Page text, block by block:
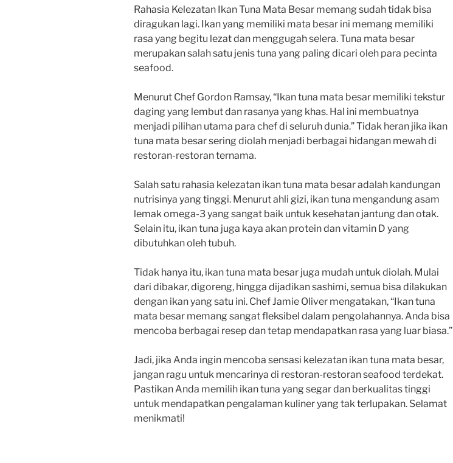
Rahasia Kelezatan Ikan Tuna Mata Besar memang sudah tidak bisa
diragukan lagi. Ikan yang memiliki mata besar ini memang memiliki
rasa yang begitu lezat dan menggugah selera. Tuna mata besar
merupakan salah satu jenis tuna yang paling dicari oleh para pecinta
seafood.
Menurut Chef Gordon Ramsay, “Ikan tuna mata besar memiliki tekstur
daging yang lembut dan rasanya yang khas. Hal ini membuatnya
menjadi pilihan utama para chef di seluruh dunia.” Tidak heran jika ikan
tuna mata besar sering diolah menjadi berbagai hidangan mewah di
restoran-restoran ternama.
Salah satu rahasia kelezatan ikan tuna mata besar adalah kandungan
nutrisinya yang tinggi. Menurut ahli gizi, ikan tuna mengandung asam
lemak omega-3 yang sangat baik untuk kesehatan jantung dan otak.
Selain itu, ikan tuna juga kaya akan protein dan vitamin D yang
dibutuhkan oleh tubuh.
Tidak hanya itu, ikan tuna mata besar juga mudah untuk diolah. Mulai
dari dibakar, digoreng, hingga dijadikan sashimi, semua bisa dilakukan
dengan ikan yang satu ini. Chef Jamie Oliver mengatakan, “Ikan tuna
mata besar memang sangat fleksibel dalam pengolahannya. Anda bisa
mencoba berbagai resep dan tetap mendapatkan rasa yang luar biasa.”
Jadi, jika Anda ingin mencoba sensasi kelezatan ikan tuna mata besar,
jangan ragu untuk mencarinya di restoran-restoran seafood terdekat.
Pastikan Anda memilih ikan tuna yang segar dan berkualitas tinggi
untuk mendapatkan pengalaman kuliner yang tak terlupakan. Selamat
menikmati!